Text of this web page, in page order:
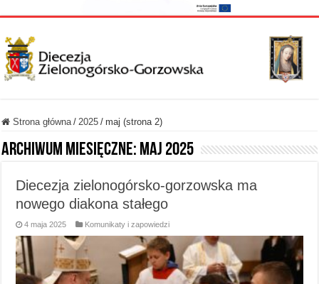
Strona główna / 2025 / maj (strona 2)
Archiwum miesięczne: maj 2025
Diecezja zielonogórsko-gorzowska ma
nowego diakona stałego
4 maja 2025 Komunikaty i zapowiedzi